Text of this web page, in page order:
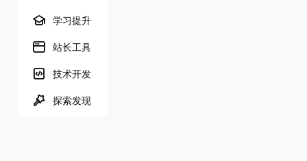
学习提升
站长工具
技术开发
探索发现